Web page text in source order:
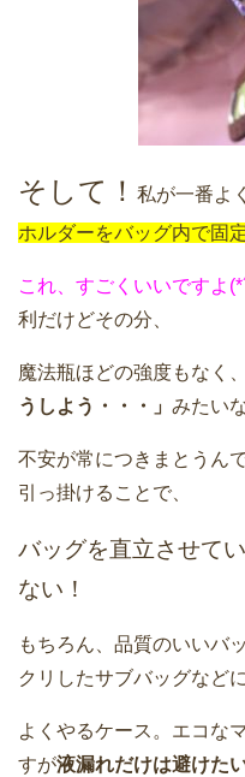
そして！ 私が一番よ
ホルダーをバッグ内で固定
これ、すごくいいですよ
利だけどその分、
魔法瓶ほどの強度もなく、
うしよう・・・」 みたい
不安が常につきまとうん
引っ掛けることで、
バッグを直立させて
ない！
もちろん、品質のいいバ
クリしたサブバッグなどに
よくやるケース。エコな
すが液漏れだけは避けたい